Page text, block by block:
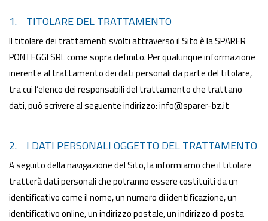
1. TITOLARE DEL TRATTAMENTO
Il titolare dei trattamenti svolti attraverso il Sito è la SPARER
PONTEGGI SRL come sopra definito. Per qualunque informazione
inerente al trattamento dei dati personali da parte del titolare,
tra cui l’elenco dei responsabili del trattamento che trattano
dati, può scrivere al seguente indirizzo: info@sparer-bz.it
2. I DATI PERSONALI OGGETTO DEL TRATTAMENTO
A seguito della navigazione del Sito, la informiamo che il titolare
tratterà dati personali che potranno essere costituiti da un
identificativo come il nome, un numero di identificazione, un
identificativo online, un indirizzo postale, un indirizzo di posta